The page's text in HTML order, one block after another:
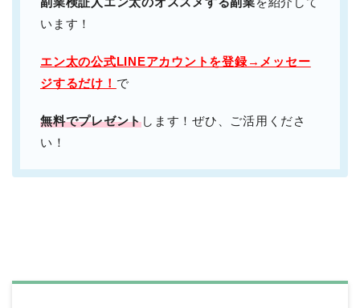
います！
エン太の公式LINEアカウントを登録→メッセー
ジするだけ！ で
無料でプレゼントします！ぜひ、ご活用くださ
い！